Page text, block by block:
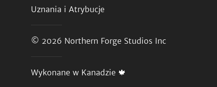
Uznania i Atrybucje
© 2026 Northern Forge Studios Inc
Wykonane w Kanadzie 🍁